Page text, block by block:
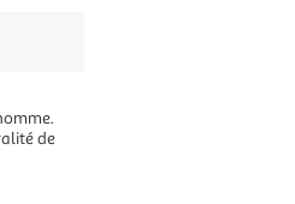
de